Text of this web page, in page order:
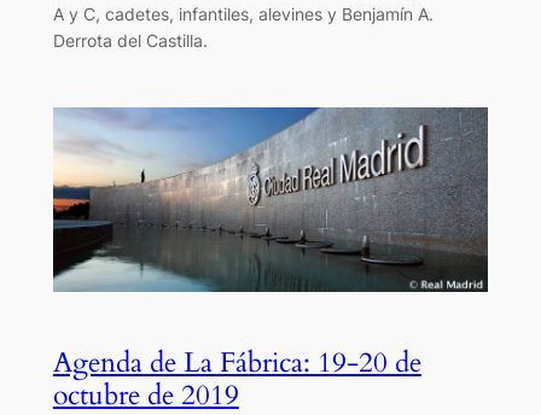
A y C, cadetes, infantiles, alevines y Benjamín A.
Derrota del Castilla.
Agenda de La Fábrica: 19-20 de
octubre de 2019